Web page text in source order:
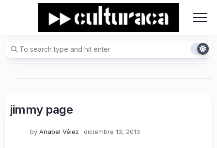
jimmy page
by Anabel Vélez diciembre 13, 2013